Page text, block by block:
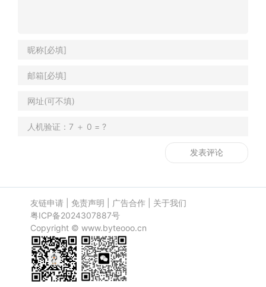
友链申请| 免责声明 广告合作| 关于我们
粤ICP备2024307887号
Copyright © www.byteooo.cn